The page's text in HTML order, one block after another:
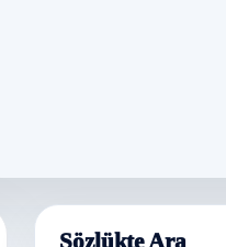
Sözlükte Ara
Sözlükte